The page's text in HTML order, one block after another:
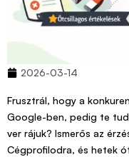
2026-03-14
Frusztrál, hogy a
Google-ben, pedig te
ver rájuk? Ismerős az
Cégprofilodra, és hetek